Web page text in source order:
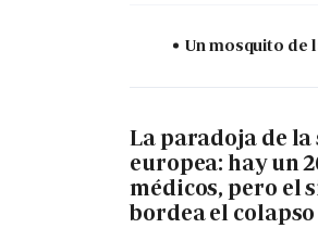
Un mosquito de
La paradoja de
europea: hay un
médicos, pero el
bordea el colapso